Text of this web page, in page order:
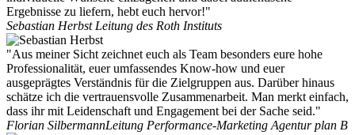
Ergebnisse zu liefern, hebt euch hervor!"
Sebastian HerbstLeitung des Roth Instituts
"Aus meiner Sicht zeichnet euch als Team besonders eure hohe
Professionalität, euer umfassendes Know-how und euer
ausgeprägtes Verständnis für die Zielgruppen aus. Darüber hinaus
schätze ich die vertrauensvolle Zusammenarbeit. Man merkt einfach,
dass ihr mit Leidenschaft und Engagement bei der Sache seid."
Florian SilbermannLeitung Performance-Marketing Agentur plan B